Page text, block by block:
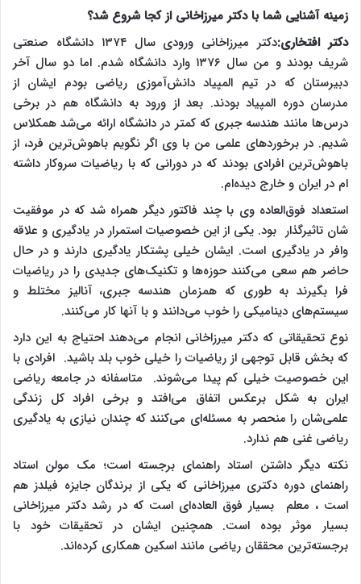
زمینه آشنایی شما با دکتر میرزاخانی از کجا شروع شد؟
دکتر افتخاری:
دکتر میرزاخانی ورودی سال ۱۳۷۴ دانشگاه صنعتی
شریف بودند و من سال ۱۳۷۶ وارد دانشگاه شدم. اما دو سال آخر
دبیرستان که در تیم المپیاد دانش‌آموزی ریاضی بودم ایشان از
مدرسان دوره المپیاد بودند. بعد از ورود به دانشگاه هم در برخی
درس‌ها مانند هندسه جبری که کمتر در دانشگاه ارائه می‌شد همکلاس
شدیم. در برخوردهای علمی من با وی اگر نگویم باهوش‌ترین فرد، از
باهوش‌ترین افرادی بودند که در دورانی که با ریاضیات سروکار داشته
ام در ایران و خارج دیده‌ام.
استعداد فوق‌العاده وی با چند فاکتور دیگر همراه شد که در موفقیت
شان تاثیرگذار بود. یکی از این خصوصیات استمرار در یادگیری و علاقه
وافر در یادگیری است. ایشان خیلی پشتکار یادگیری دارند و در حال
حاضر هم سعی می‌کنند حوزه‌ها و تکنیک‌های جدیدی را در ریاضیات
فرا بگیرند به طوری که همزمان هندسه جبری، آنالیز مختلط و
سیستم‌های دینامیکی را خوب می‌دانند و با آنها کار می‌کنند.
نوع تحقیقاتی که دکتر میرزاخانی انجام می‌دهند احتیاج به این دارد
که بخش قابل توجهی از ریاضیات را خیلی خوب بلد باشید. افرادی با
این خصوصیت خیلی کم پیدا می‌شوند. متاسفانه در جامعه ریاضی
ایران به شکل برعکس اتفاق می‌افتد و برخی افراد کل زندگی
علمی‌شان را منحصر به مسئله‌ای می‌کنند که چندان نیازی به یادگیری
ریاضی غنی هم ندارد.
نکته دیگر داشتن استاد راهنمای برجسته است؛ مک مولن استاد
راهنمای دوره دکتری میرزاخانی که یکی از برندگان جایزه فیلدز هم
است ، معلم بسیار فوق العاده‌ای است که در رشد دکتر میرزاخانی
بسیار موثر بوده است. همچنین ایشان در تحقیقات خود با
برجسته‌ترین محققان ریاضی مانند اسکین همکاری کرده‌اند.